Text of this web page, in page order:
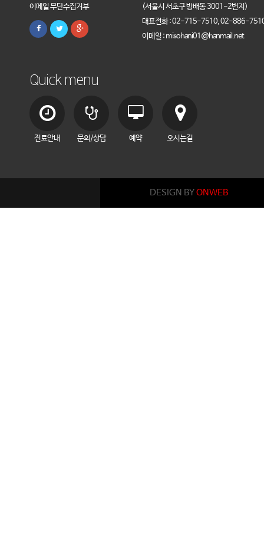
이메일 무단수집거부
(서울시 서초구 방배동 3001-2번지)
대표전화 : 02-715-7510, 02-886-
이메일 : misohani01@hanmail.net
Quick menu
진료안내 문의/상담 예약 오시는길
DESIGN BYONWEB